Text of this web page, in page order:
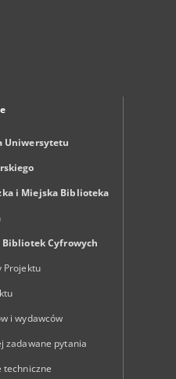
Uniwersytetu
i Miejska Biblioteka
Bibliotek Cyfrowych
Projektu
i wydawców
zadawane pytania
techniczne